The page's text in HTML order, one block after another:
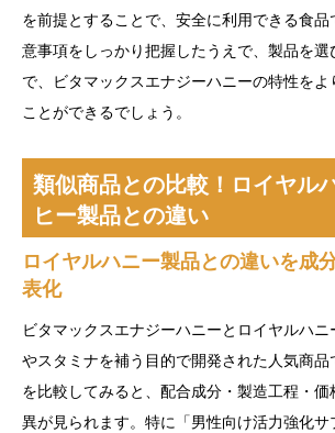
を前提とすることで、安全に利用できる食品
意事項をしっかり把握したうえで、製品を選
で、ビタマックスエナジーハニーの特性をよ
ことができるでしょう。
類似商品との比較！ロイヤル
ヒー製品との違い
ロイヤルハニー製品との違いを成
表化
ビタマックスエナジーハニーとロイヤルハニ
やスタミナを補う目的で開発された人気商
を比較してみると、配合成分・製造工程・
異が見られます。特に「男性向け活力強化